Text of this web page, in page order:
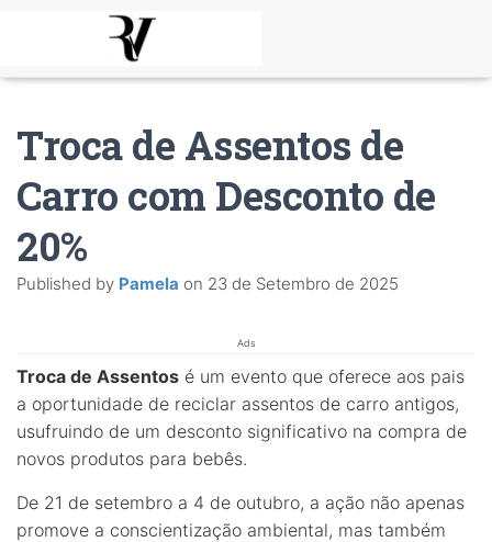
Troca de Assentos de
Carro com Desconto de
20%
Published by Pamela on 23 de Setembro de 2025
Ads
Troca de Assentos é um evento que oferece aos pais
a oportunidade de reciclar assentos de carro antigos,
usufruindo de um desconto significativo na compra de
novos produtos para bebês.
De 21 de setembro a 4 de outubro, a ação não apenas
promove a conscientização ambiental, mas também